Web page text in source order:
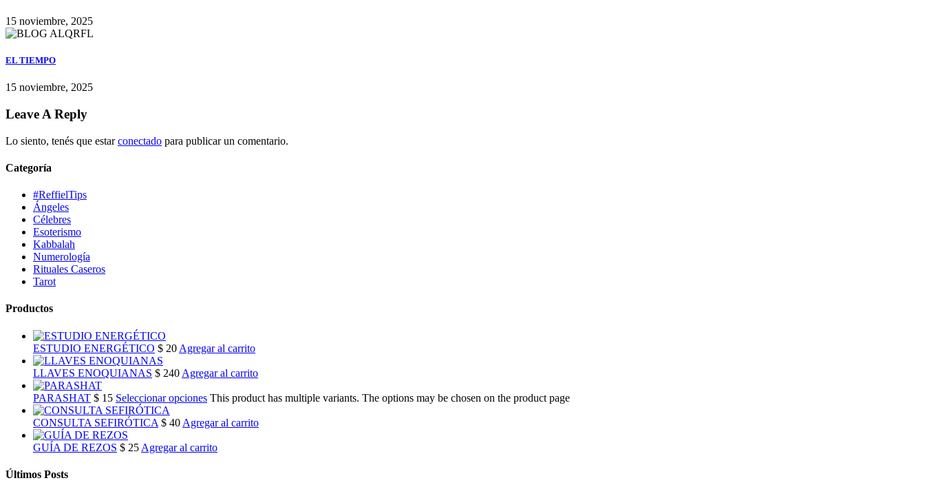
15 noviembre, 2025
EL TIEMPO
15 noviembre, 2025
Leave A Reply
Lo siento, tenés que estarconectado para publicar un comentario.
Categoría
#ReffielTips
Ángeles
Célebres
Esoterismo
Kabbalah
Numerología
Rituales Caseros
Tarot
Productos
ESTUDIO ENERGÉTICO $ 20 Agregar al carrito
LLAVES ENOQUIANAS $ 240 Agregar al carrito
PARASHAT $ 15 Seleccionar opciones This product has multiple variants. The options may be chosen on the product page
CONSULTA SEFIRÓTICA $ 40 Agregar al carrito
GUÍA DE REZOS $ 25 Agregar al carrito
Últimos Posts